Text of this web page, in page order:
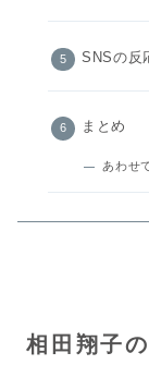
SNSの反
まとめ
あわせ
相田翔子